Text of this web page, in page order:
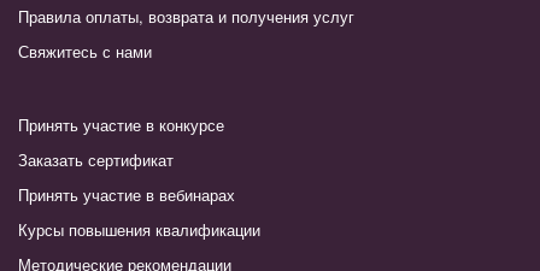
Правила оплаты, возврата и получения услуг
Свяжитесь с нами
Принять участие в конкурсе
Заказать сертификат
Принять участие в вебинарах
Курсы повышения квалификации
Методические рекомендации